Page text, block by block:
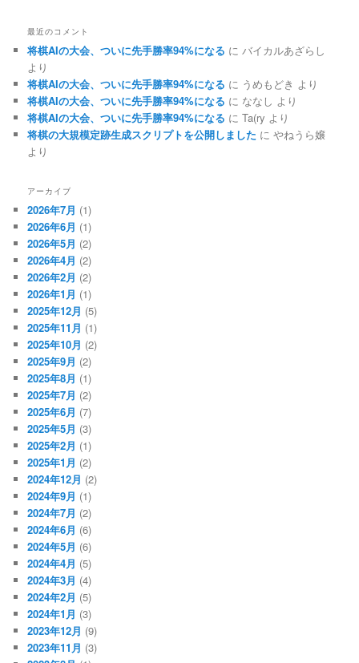
最近のコメント
将棋AIの大会、ついに先手勝率94%になる にバイカルあざらし
より
将棋AIの大会、ついに先手勝率94%になる に うめもどき より
将棋AIの大会、ついに先手勝率94%になる に ななし より
将棋AIの大会、ついに先手勝率94%になる にTa(ry より
将棋の大規模定跡生成スクリプトを公開しました にやねうら嬢
より
アーカイブ
2026年7月 (1)
2026年6月 (1)
2026年5月 (2)
2026年4月 (2)
2026年2月 (2)
2026年1月 (1)
2025年12月 (5)
2025年11月 (1)
2025年10月 (2)
2025年9月 (2)
2025年8月 (1)
2025年7月 (2)
2025年6月 (7)
2025年5月 (3)
2025年2月 (1)
2025年1月 (2)
2024年12月 (2)
2024年9月 (1)
2024年7月 (2)
2024年6月 (6)
2024年5月 (6)
2024年4月 (5)
2024年3月 (4)
2024年2月 (5)
2024年1月 (3)
2023年12月 (9)
2023年11月 (3)